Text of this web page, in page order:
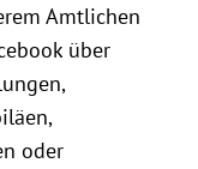
Amtlichen
über
oder